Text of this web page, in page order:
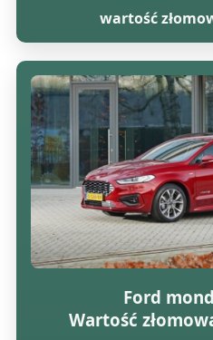
wartość
Ford
Wartość